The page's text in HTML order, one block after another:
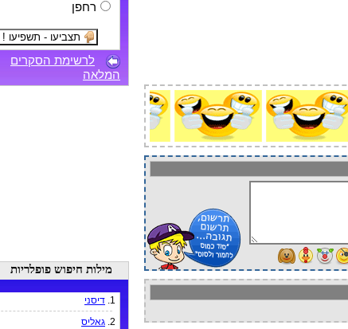
רחפן
לרשימת הסקרים
המלאה
מילות חיפוש פופלריות
1. דיסני
2. גאליס